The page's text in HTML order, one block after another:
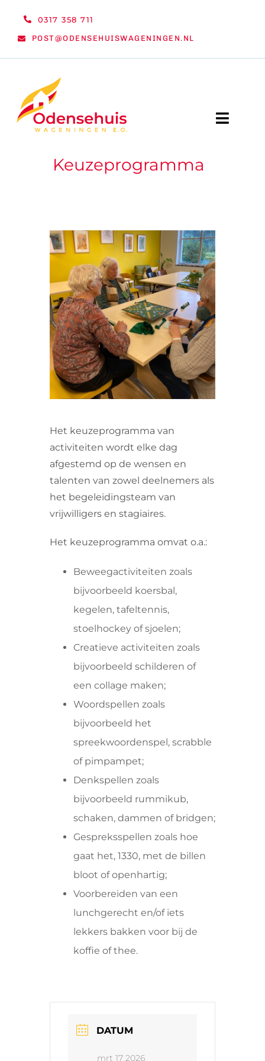
0317 358 711
POST@ODENSEHUISWAGENINGEN.NL
Toggle
WELKOM
VRIJWILLIGERS & STAGIAIRES
CONTACT
Keuzeprogramma
Het keuzeprogramma van
activiteiten wordt elke dag
afgestemd op de wensen en
talenten van zowel deelnemers als
het begeleidingsteam van
vrijwilligers en stagiaires.
Het keuzeprogramma omvat o.a.:
Beweegactiviteiten zoals
bijvoorbeeld koersbal,
kegelen, tafeltennis,
stoelhockey of sjoelen;
Creatieve activiteiten zoals
bijvoorbeeld schilderen of
een collage maken;
Woordspellen zoals
bijvoorbeeld het
spreekwoordenspel, scrabble
of pimpampet;
Denkspellen zoals
bijvoorbeeld rummikub,
schaken, dammen of bridgen;
Gespreksspellen zoals hoe
gaat het, 1330, met de billen
bloot of openhartig;
Voorbereiden van een
lunchgerecht en/of iets
lekkers bakken voor bij de
koffie of thee.
DATUM
mrt 17 2026